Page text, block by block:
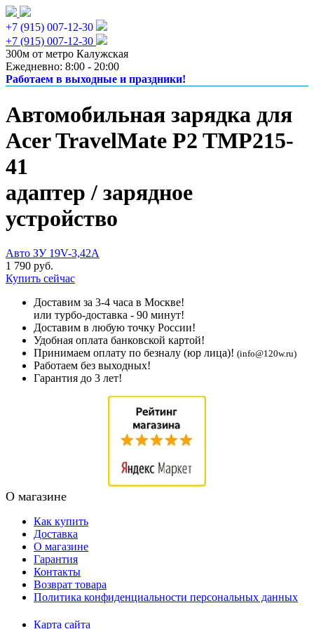
+7 (915) 007-12-30
+7 (915) 007-12-30
300м от метро Калужская
Ежедневно: 8:00 - 20:00
Работаем в выходные и праздники!
Автомобильная зарядка для
Acer TravelMate P2 TMP215-
41
адаптер / зарядное
устройство
Авто ЗУ 19V-3,42A
1 790 руб.
Купить сейчас
Доставим за 3-4 часа в Москве!
или турбо-доставка - 90 минут!
Доставим в любую точку России!
Удобная оплата банковской картой!
Принимаем оплату по безналу (юр лица)! (info@120w.ru)
Работаем без выходных!
Гарантия до 3 лет!
О магазине
Как купить
Доставка
О магазине
Гарантия
Контакты
Возврат товара
Политика конфиденциальности персональных данных
Карта сайта